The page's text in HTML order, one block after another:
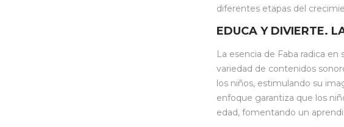
diferentes etapas del
EDUCA Y DIVIERTE.
La esencia de Faba radica
variedad de contenidos
los niños, estimulando su
enfoque garantiza que los
edad, fomentando un